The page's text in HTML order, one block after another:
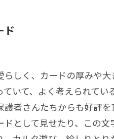
ド
らしく、カードの厚みや
いて、よく考えられてい
護者さんたちからも好評を
ドとして見せたり、この